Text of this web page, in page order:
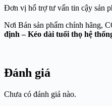
Đơn vị hổ trợ tư vấn tin cậy sản
Nơi Bán sản phẩm chính
định – Kéo dài tuổi thọ hệ
Đánh giá
Chưa có đánh giá nào.